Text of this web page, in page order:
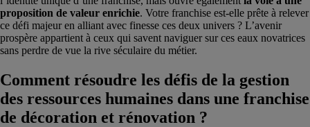
proposition de valeur enrichie. Votre franchise est-elle prête à relever
ce défi majeur en alliant avec finesse ces deux univers ? L’avenir
prospère appartient à ceux qui savent naviguer sur ces eaux novatrices
sans perdre de vue la rive séculaire du métier.
Comment résoudre les défis de la gestion
des ressources humaines dans une franchise
de décoration et rénovation ?